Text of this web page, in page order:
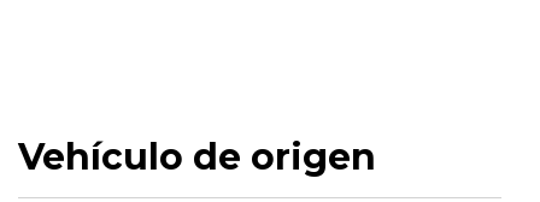
Vehículo de origen